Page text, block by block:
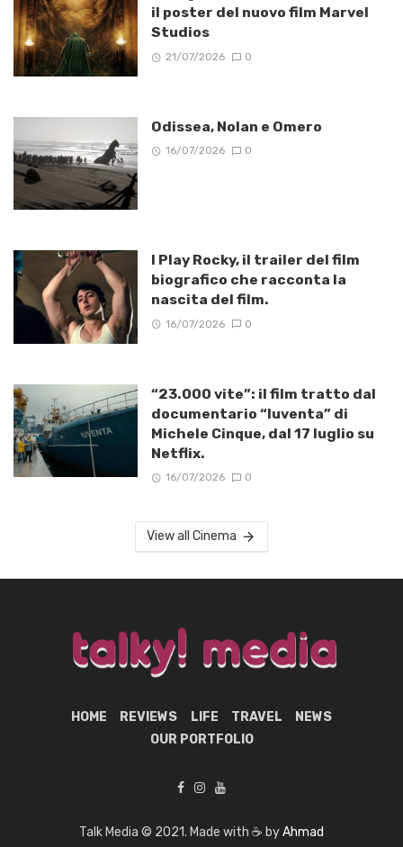
il poster del nuovo film Marvel
Studios
21/07/2026 0
Odissea, Nolan e Omero
16/07/2026 0
I Play Rocky, il trailer del film
biografico che racconta la
nascita del film.
16/07/2026 0
“23.000 vite”: il film tratto dal
documentario “Iuventa” di
Michele Cinque, dal 17 luglio su
Netflix.
16/07/2026 0
View all Cinema
HOME REVIEWS LIFE TRAVEL
NEWS
OUR PORTFOLIO
Talk Media © 2021. Made with ☕ byAhmad